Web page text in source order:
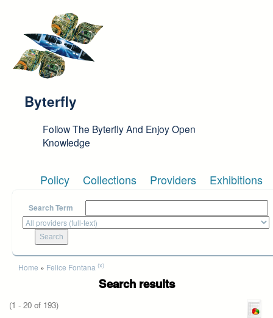
Byterfly
Follow The Byterfly And Enjoy Open
Knowledge
Policy Collections Providers Exhibitions
Search Term
You are here
Home » Felice Fontana (x)
Search results
(1 - 20 of 193)